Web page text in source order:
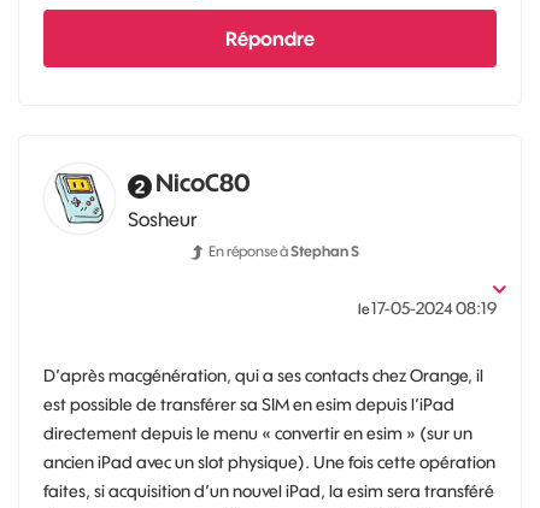
Répondre
NicoC80
Sosheur
En réponse àStephan S
le‎17-05-202408:19
D’après macgénération, qui a ses contacts chez Orange, il
est possible de transférer sa SIM en esim depuis l’iPad
directement depuis le menu « convertir en esim » (sur un
ancien iPad avec un slot physique). Une fois cette opération
faites, si acquisition d’un nouvel iPad, la esim sera transféré